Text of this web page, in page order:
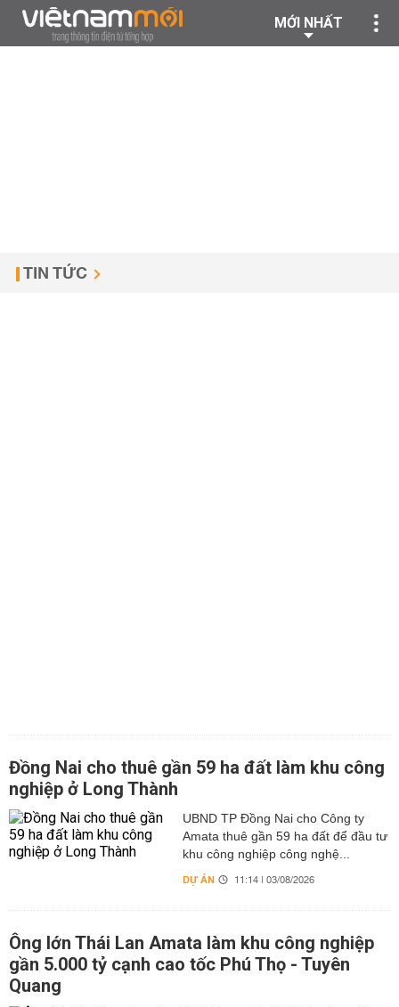
MỚI NHẤT
TIN TỨC
Đồng Nai cho thuê gần 59 ha đất làm khu công
nghiệp ở Long Thành
UBND TP Đồng Nai cho Công ty
Amata thuê gần 59 ha đất để đầu tư
khu công nghiệp công nghệ...
DỰ ÁN 11:14 | 03/08/2026
Ông lớn Thái Lan Amata làm khu công nghiệp
gần 5.000 tỷ cạnh cao tốc Phú Thọ - Tuyên
Quang